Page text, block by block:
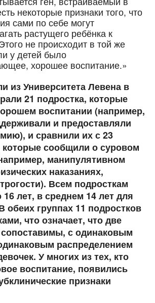
некоторые признаки того, что
сами по себе могут
растущего ребёнка к
не происходит в той же
у детей было
хорошее воспитание.»
из Университета Левена в
21 подростка, которые
воспитании (например,
и предоставляли
и сравнили их с 23
которые сообщили о суровом
манипулятивном
наказаниях,
Всем подросткам
лет, в среднем 14 лет для
обеих группах 11 подростков
что означает, что две
с одинаковым
распределением
У многих из тех, кто
воспитание, появились
признаки